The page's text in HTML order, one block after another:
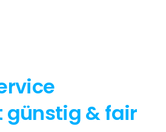
günstig & fair